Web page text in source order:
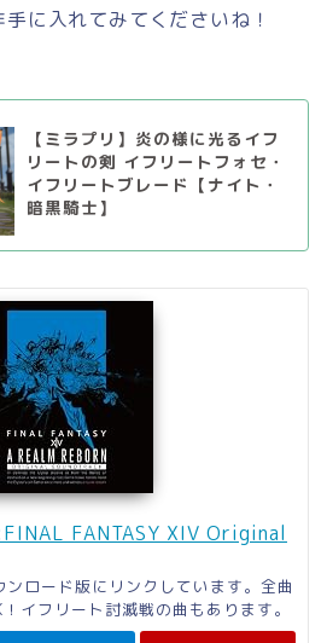
に入れてみてくださいね！
【ミラプリ】炎の様に光るイフ
リートの剣 イフリートフォセ・
イフリートブレード【ナイト・
暗黒騎士】
FANTASY XIV Original
ロード版にリンクしています。全曲
イフリート討滅戦の曲もあります。